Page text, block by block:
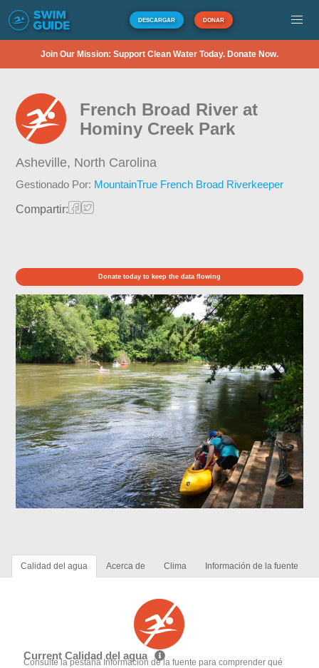
DESCARGAR DONAR
Join Our Mission: Support Clean Water Today. Donate Now.
French Broad River at
Hominy Creek Park
Asheville, North Carolina
Gestionado Por: MountainTrue French Broad Riverkeeper
Compartir:
Donate today to keep the data flowing
Calidad del agua Acerca de Clima Información de la fuente
Current Calidad del agua
Consulte la pestaña Información de la fuente para comprender qué